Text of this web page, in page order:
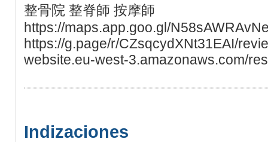
整骨院 整脊師 按摩師
https://maps.app.goo.gl/
https://g.page/r/CZsqcydXNt31EAI/
website.eu-west-3.amazonaws.com/
Indizaciones